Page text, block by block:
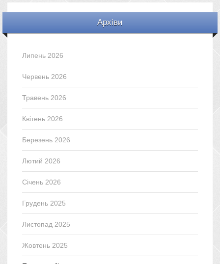
Архіви
Липень 2026
Червень 2026
Травень 2026
Квітень 2026
Березень 2026
Лютий 2026
Січень 2026
Грудень 2025
Листопад 2025
Жовтень 2025